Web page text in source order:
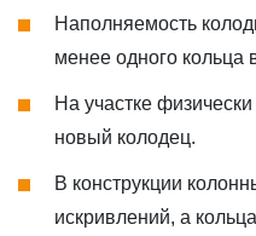
Наполняемость
менее одного кольца
На участке
новый колодец.
В конструкции
искривлений, а